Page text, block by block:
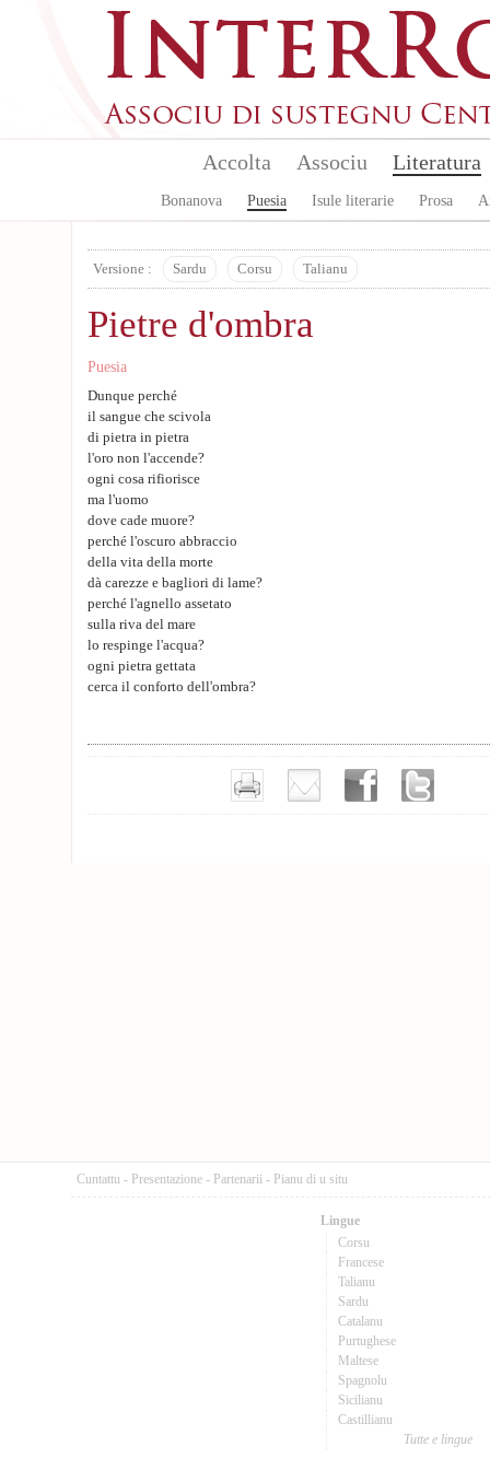
Accolta Associu Literatura
Bonanova Puesia Isule literarie Prosa
Versione : Sardu Corsu Talianu
Pietre d'ombra
Puesia
Dunque perché
il sangue che scivola
di pietra in pietra
l'oro non l'accende?
ogni cosa rifiorisce
ma l'uomo
dove cade muore?
perché l'oscuro abbraccio
della vita della morte
dà carezze e bagliori di lame?
perché l'agnello assetato
sulla riva del mare
lo respinge l'acqua?
ogni pietra gettata
cerca il conforto dell'ombra?
Cuntattu - Presentazione - Partenarii - Pianu di u situ
Lingue
Corsu
Francese
Talianu
Sardu
Catalanu
Purtughese
Maltese
Spagnolu
Sicilianu
Castillianu
Tutte e lingue